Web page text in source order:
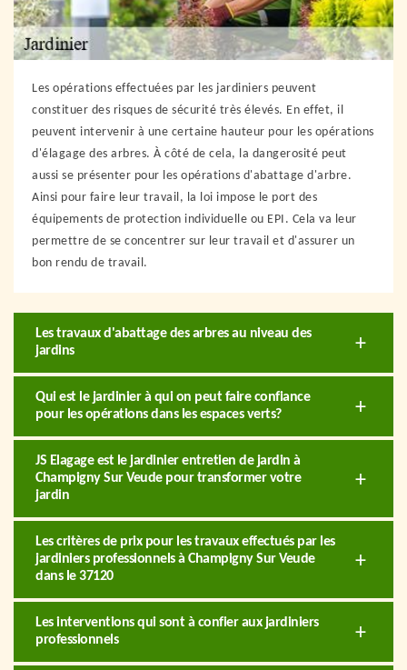
Les opérations effectuées par les jardiniers peuvent
constituer des risques de sécurité très élevés. En effet, il
peuvent intervenir à une certaine hauteur pour les opérations
d'élagage des arbres. À côté de cela, la dangerosité peut
aussi se présenter pour les opérations d'abattage d'arbre.
Ainsi pour faire leur travail, la loi impose le port des
équipements de protection individuelle ou EPI. Cela va leur
permettre de se concentrer sur leur travail et d'assurer un
bon rendu de travail.
Les travaux d'abattage des arbres au niveau des
jardins
Qui est le jardinier à qui on peut faire confiance
pour les opérations dans les espaces verts?
JS Elagage est le jardinier entretien de jardin à
Champigny Sur Veude pour transformer votre
jardin
Les critères de prix pour les travaux effectués par les
jardiniers professionnels à Champigny Sur Veude
dans le 37120
Les interventions qui sont à confier aux jardiniers
professionnels